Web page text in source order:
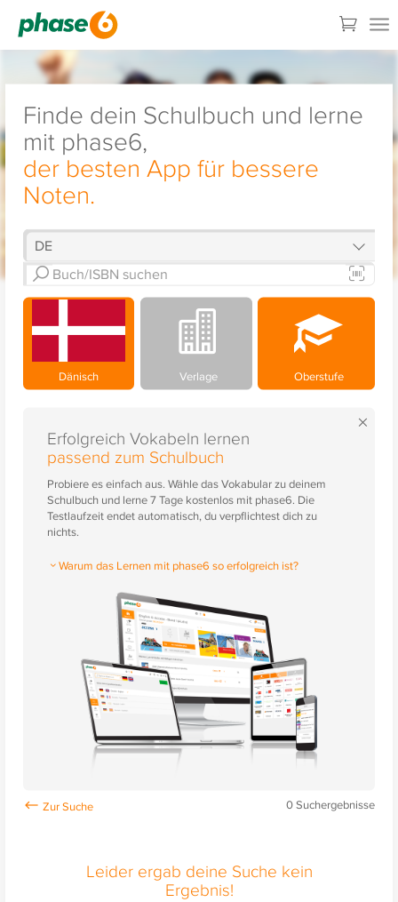
Finde dein Schulbuch und lerne
mit phase6,
der besten App für bessere
Noten.
Dänisch Verlage Oberstufe
×
Erfolgreich Vokabeln lernen
passend zum Schulbuch
Probiere es einfach aus. Wähle das Vokabular zu deinem
Schulbuch und lerne 7 Tage kostenlos mit phase6. Die
Testlaufzeit endet automatisch, du verpflichtest dich zu
nichts.
Warum das Lernen mit phase6 so erfolgreich ist?
0Suchergebnisse
Leider ergab deine Suche kein
Ergebnis!